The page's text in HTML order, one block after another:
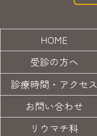
HOME
受診の方へ
診療時間・アクセス
お問い合わせ
リウマチ科